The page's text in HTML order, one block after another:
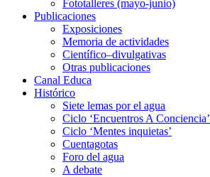
Fototalleres (mayo-junio)
Publicaciones
Exposiciones
Memoria de actividades
Científico–divulgativas
Otras publicaciones
Canal Educa
Histórico
Siete lemas por el agua
Ciclo ‘Encuentros A Conciencia’
Ciclo ‘Mentes inquietas’
Cuentagotas
Foro del agua
A debate